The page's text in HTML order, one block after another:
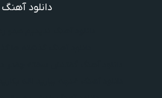
دانلود آهنگ